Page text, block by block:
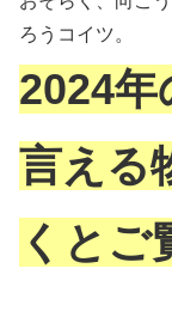
ろうコイツ。
2024年
言える
くとご